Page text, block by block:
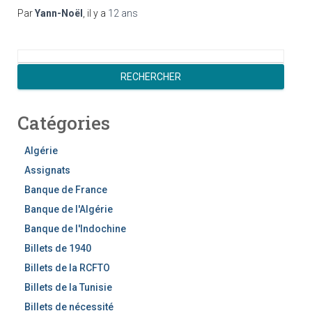
ParYann-Noël , il y a 12 ans
c
e
RECHERCHER
Catégories
Algérie
Assignats
Banque de France
Banque de l'Algérie
Banque de l'Indochine
Billets de 1940
Billets de la RCFTO
Billets de la Tunisie
Billets de nécessité